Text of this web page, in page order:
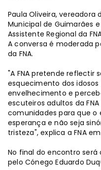
Paula Oliveira, vereadora
Municipal de Guimarães
Assistente Regional da
A conversa é moderada
da FNA.
"A FNA pretende reflectir
esquecimento dos idosos
envelhecimento e
escuteiros adultos da
comunidades para que
esperança e não seja
tristeza", explica a FNA
No final do encontro será
pelo Cónego Eduardo